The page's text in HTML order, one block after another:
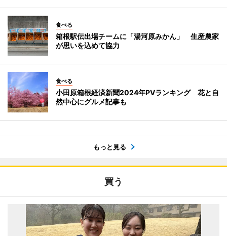
食べる
箱根駅伝出場チームに「湯河原みかん」 生産農家
が思いを込めて協力
食べる
小田原箱根経済新聞2024年PVランキング 花と自
然中心にグルメ記事も
もっと見る
買う